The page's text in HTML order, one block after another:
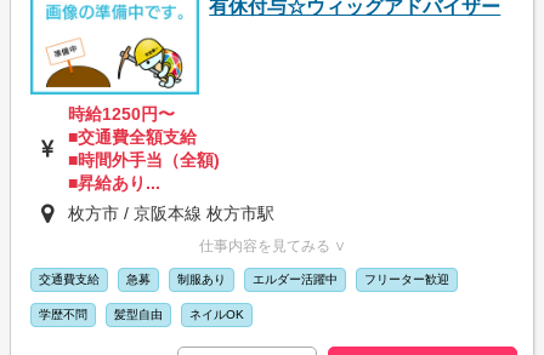
有休付与☆ウィッグアドバイザー
時給1250円〜
■交通費全額支給
■時間外手当（全額)
■昇給あり...
枚方市 / 京阪本線 枚方市駅
仕事内容を見てみる ∨
交通費支給 急募 制服あり エルダー活躍中 フリーター歓迎
学歴不問 髪型自由 ネイルOK